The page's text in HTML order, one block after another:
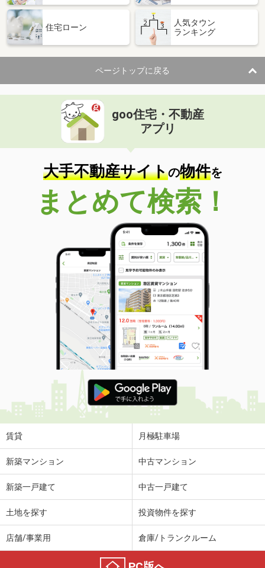
住宅ローン
人気タウン
ランキング
ページトップに戻る
goo住宅・不動産
アプリ
大手不動産サイトの物件を
まとめて検索！
賃貸 月極駐車場
新築マンション 中古マンション
新築一戸建て 中古一戸建て
土地を探す 投資物件を探す
店舗/事業用 倉庫/トランクルーム